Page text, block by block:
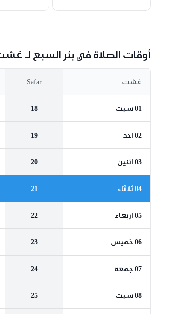
أوقات الصلاة في بئر السبع لـ
غشت Safar
01 سبت 18
02 احد 19
03 اثنين 20
04 ثلاثاء 21
05 اربعاء 22
06 خميس 23
07 جمعة 24
08 سبت 25